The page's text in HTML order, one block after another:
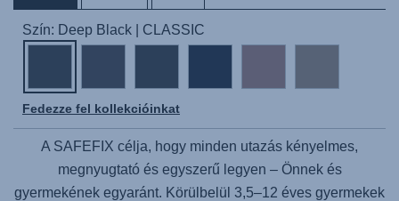
Szín: Deep Black | CLASSIC
Fedezze fel kollekcióinkat
A SAFEFIX célja, hogy minden utazás kényelmes,
megnyugtató és egyszerű legyen – Önnek és
gyermekének egyaránt. Körülbelül 3,5–12 éves gyermekek